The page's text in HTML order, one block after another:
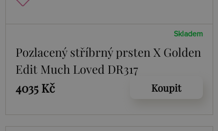
Skladem
Pozlacený stříbrný prsten X Golden
Edit Much Loved DR317
4035 Kč
Koupit